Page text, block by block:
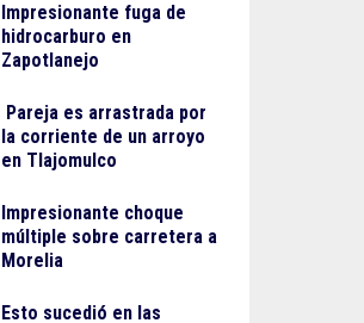
Impresionante fuga de
hidrocarburo en
Zapotlanejo
Pareja es arrastrada por
la corriente de un arroyo
en Tlajomulco
Impresionante choque
múltiple sobre carretera a
Morelia
Esto sucedió en las